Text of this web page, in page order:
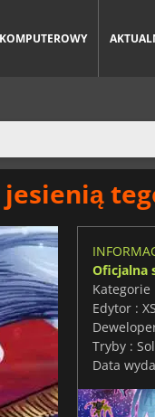
jesienią
Oficjalna
Kategorie
Edytor :
Tryby :
Data